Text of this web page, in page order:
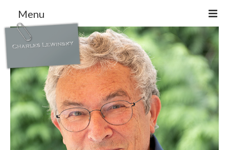
Menu
Aktuell
Vita
Journalismus
Ecetera
Kontakt